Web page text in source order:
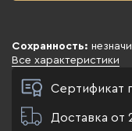
Сохранность:
Все характеристики
Сертификат
Доставка от